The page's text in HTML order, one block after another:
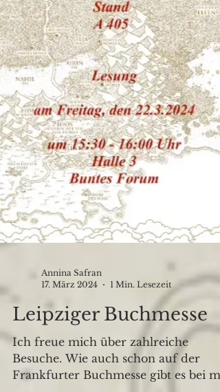
Annina Safran
1 Min. Lesezeit
Leipziger Buchmesse